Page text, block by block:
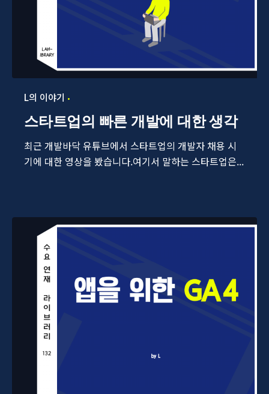
L의 이야기
스타트업의 빠른 개발에 대한 생각
최근 개발바닥 유튜브에서 스타트업의 개발자 채용 시
기에 대한 영상을 봤습니다.여기서 말하는 스타트업은...